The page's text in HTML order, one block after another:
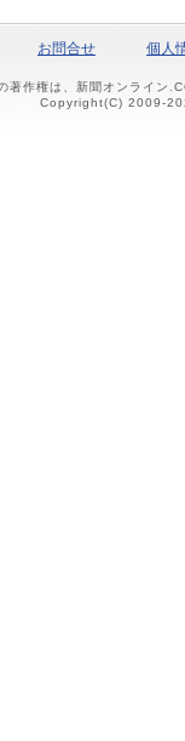
お問合せ 個人
作権は、新聞オンライン
Copyright(C) 2009-